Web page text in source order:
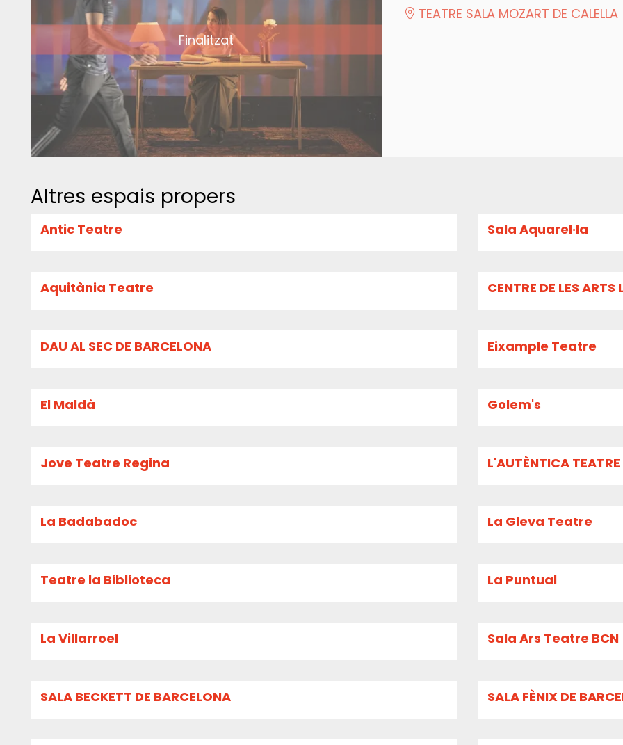
Finalitzat
TEATRE SALA MOZART DE CALELLA
Altres espais propers
Antic Teatre Sala Aquarel·la
Aquitània Teatre CENTRE DE LES ARTS
DAU AL SEC DE BARCELONA Eixample Teatre
El Maldà Golem's
Jove Teatre Regina L'AUTÈNTICA
La Badabadoc La Gleva Teatre
Teatre la Biblioteca La Puntual
La Villarroel Sala Ars Teatre BCN
SALA BECKETT DE BARCELONA SALA FÈNIX DE